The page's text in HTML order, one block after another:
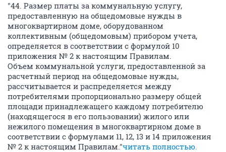
"44. Размер платы за коммунальную услугу,
предоставленную на общедомовые нужды в
многоквартирном доме, оборудованном
коллективным (общедомовым) прибором учета,
определяется в соответствии с формулой 10
приложения № 2 к настоящим Правилам.
Объем коммунальной услуги, предоставленной за
расчетный период на общедомовые нужды,
рассчитывается и распределяется между
потребителями пропорционально размеру общей
площади принадлежащего каждому потребителю
(находящегося в его пользовании) жилого или
нежилого помещения в многоквартирном доме в
соответствии с формулами 11, 12, 13 и 14 приложения
№ 2 к настоящим Правилам."читать полностью.